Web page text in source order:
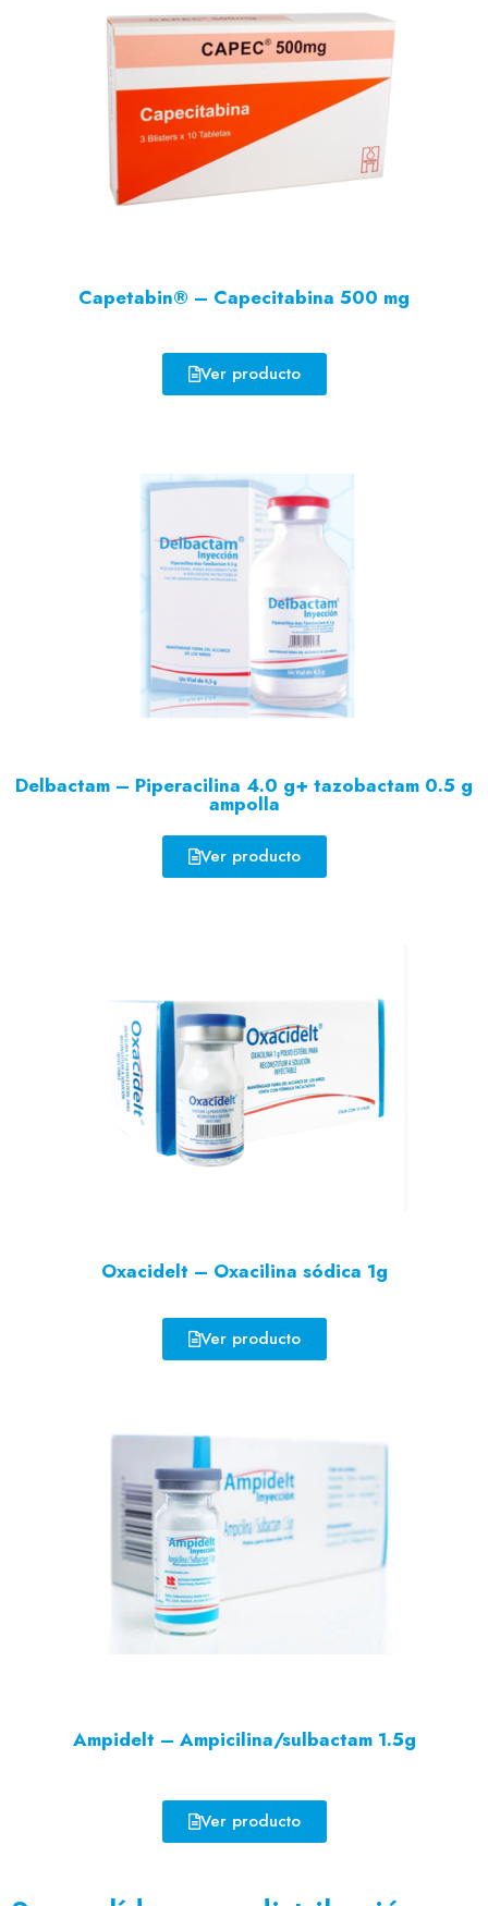
Capetabin® – Capecitabina 500 mg
Ver producto
Delbactam – Piperacilina 4.0 g+ tazobactam 0.5 g
ampolla
Ver producto
Oxacidelt – Oxacilina sódica 1g
Ver producto
Ampidelt – Ampicilina/sulbactam 1.5g
Ver producto